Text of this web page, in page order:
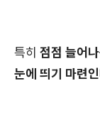
특히 점점 늘어
눈에 띄기 마련